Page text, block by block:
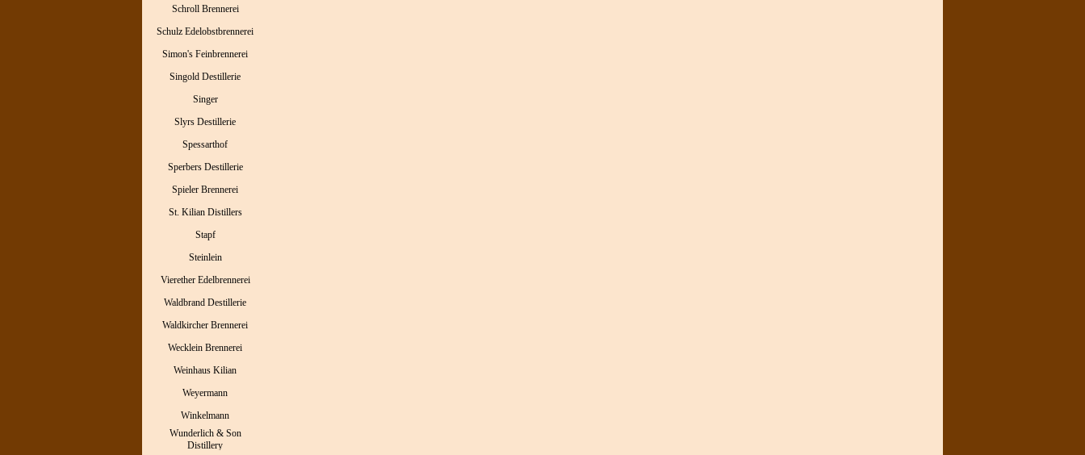
Schroll Brennerei
Schulz Edelobstbrennerei
Simon's Feinbrennerei
Singold Destillerie
Singer
Slyrs Destillerie
Spessarthof
Sperbers Destillerie
Spieler Brennerei
St. Kilian Distillers
Stapf
Steinlein
Vierether Edelbrennerei
Waldbrand Destillerie
Waldkircher Brennerei
Wecklein Brennerei
Weinhaus Kilian
Weyermann
Winkelmann
Wunderlich & Son
Distillery